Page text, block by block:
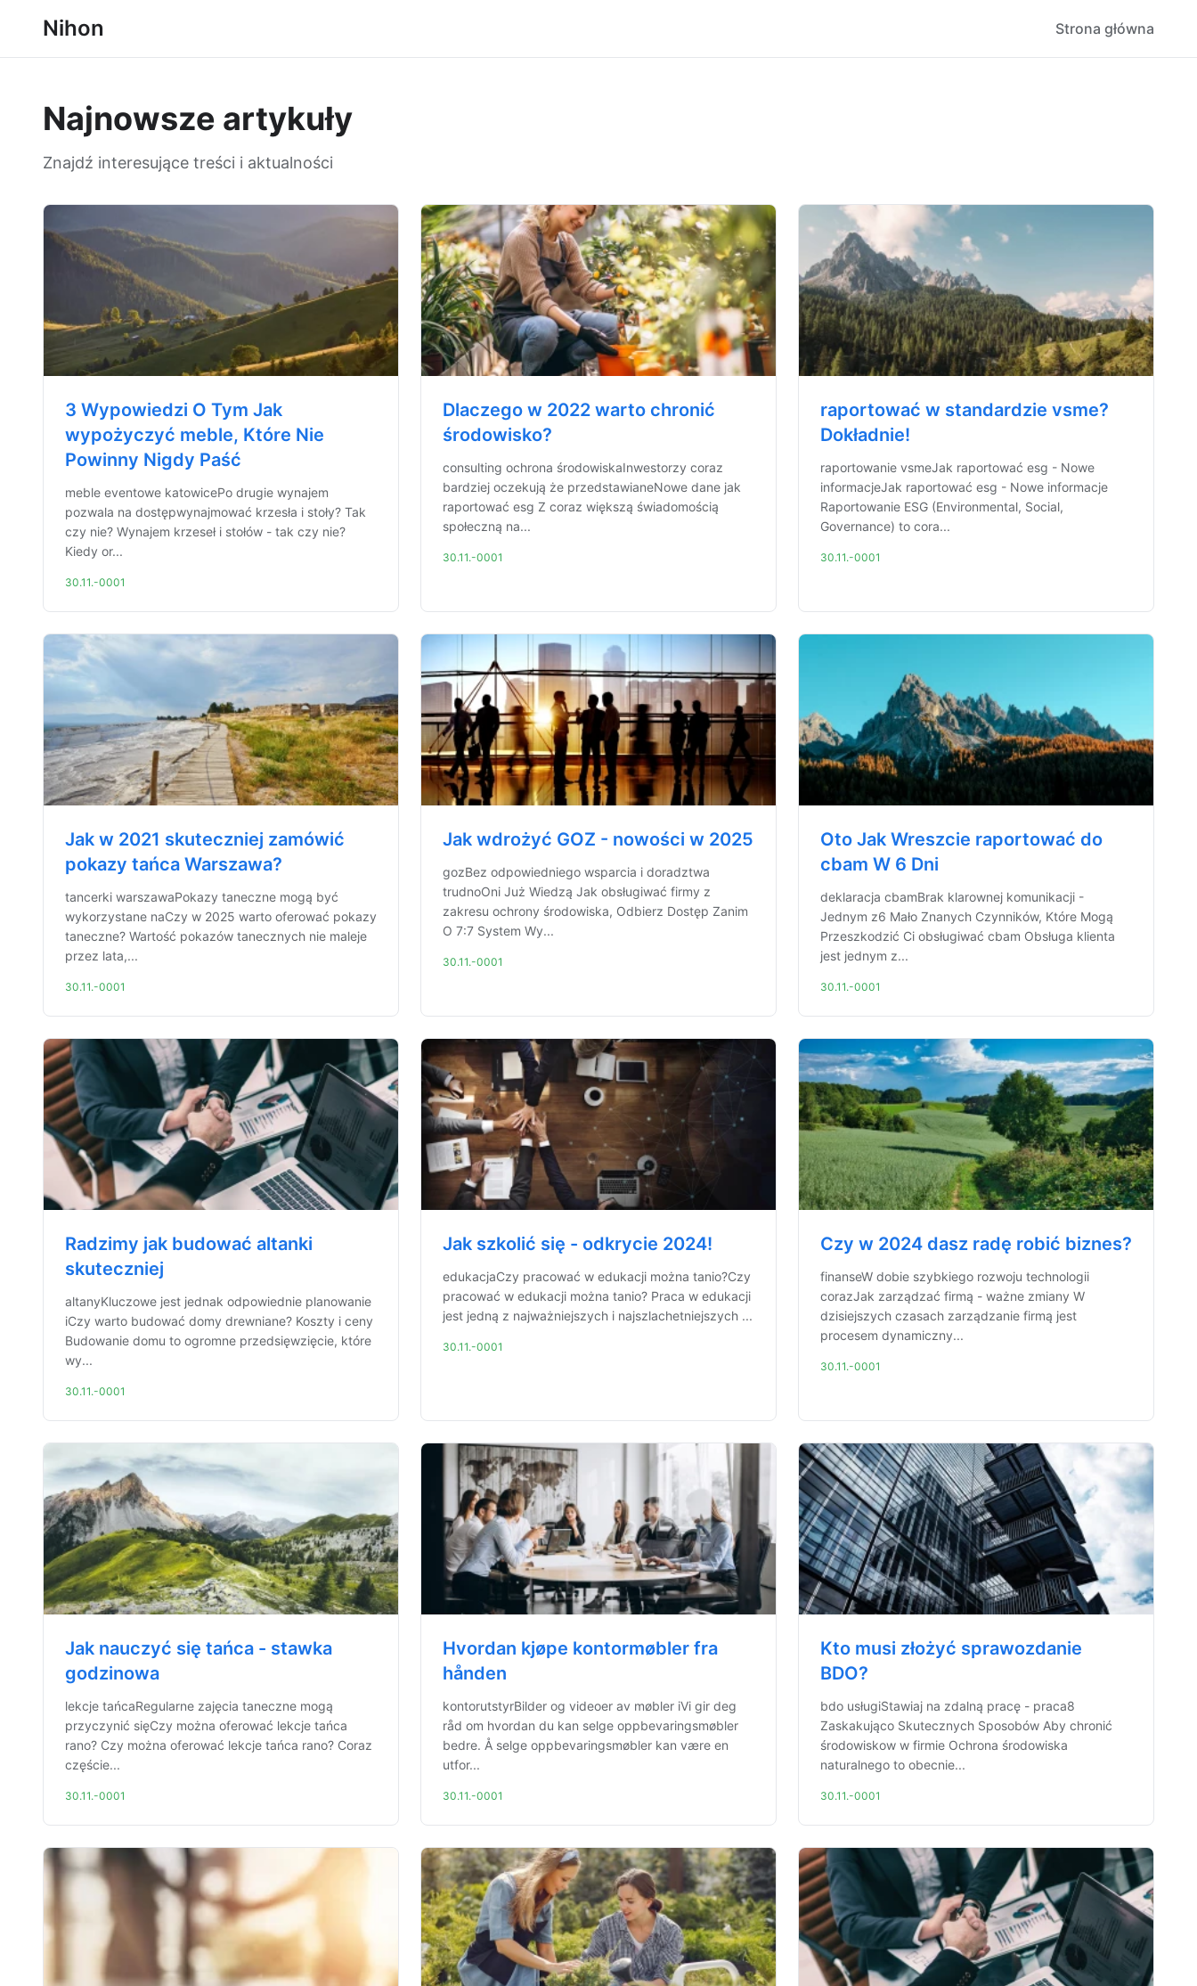
Nihon Strona główna
Najnowsze artykuły
Znajdź interesujące treści i aktualności
3 Wypowiedzi O Tym Jak
wypożyczyć meble, Które Nie
Powinny Nigdy Paść
meble eventowe katowicePo drugie wynajem
pozwala na dostępwynajmować krzesła i stoły? Tak
czy nie? Wynajem krzeseł i stołów - tak czy nie?
Kiedy or...
30.11.-0001
Dlaczego w 2022 warto chronić
środowisko?
consulting ochrona środowiskaInwestorzy coraz
bardziej oczekują że przedstawianeNowe dane jak
raportować esg Z coraz większą świadomością
społeczną na...
30.11.-0001
raportować w standardzie vsme?
Dokładnie!
raportowanie vsmeJak raportować esg - Nowe
informacjeJak raportować esg - Nowe informacje
Raportowanie ESG (Environmental, Social,
Governance) to cora...
30.11.-0001
Jak w 2021 skuteczniej zamówić
pokazy tańca Warszawa?
tancerki warszawaPokazy taneczne mogą być
wykorzystane naCzy w 2025 warto oferować pokazy
taneczne? Wartość pokazów tanecznych nie maleje
przez lata,...
30.11.-0001
Jak wdrożyć GOZ - nowości w 2025
gozBez odpowiedniego wsparcia i doradztwa
trudnoOni Już Wiedzą Jak obsługiwać firmy z
zakresu ochrony środowiska, Odbierz Dostęp Zanim
O 7:7 System Wy...
30.11.-0001
Oto Jak Wreszcie raportować do
cbam W 6 Dni
deklaracja cbamBrak klarownej komunikacji -
Jednym z6 Mało Znanych Czynników, Które Mogą
Przeszkodzić Ci obsługiwać cbam Obsługa klienta
jest jednym z...
30.11.-0001
Radzimy jak budować altanki
skuteczniej
altanyKluczowe jest jednak odpowiednie planowanie
iCzy warto budować domy drewniane? Koszty i ceny
Budowanie domu to ogromne przedsięwzięcie, które
wy...
30.11.-0001
Jak szkolić się - odkrycie 2024!
edukacjaCzy pracować w edukacji można tanio?Czy
pracować w edukacji można tanio? Praca w edukacji
jest jedną z najważniejszych i najszlachetniejszych ...
30.11.-0001
Czy w 2024 dasz radę robić biznes?
finanseW dobie szybkiego rozwoju technologii
corazJak zarządzać firmą - ważne zmiany W
dzisiejszych czasach zarządzanie firmą jest
procesem dynamiczny...
30.11.-0001
Jak nauczyć się tańca - stawka
godzinowa
lekcje tańcaRegularne zajęcia taneczne mogą
przyczynić sięCzy można oferować lekcje tańca
rano? Czy można oferować lekcje tańca rano? Coraz
częście...
30.11.-0001
Hvordan kjøpe kontormøbler fra
hånden
kontorutstyrBilder og videoer av møbler iVi gir deg
råd om hvordan du kan selge oppbevaringsmøbler
bedre. Å selge oppbevaringsmøbler kan være en
utfor...
30.11.-0001
Kto musi złożyć sprawozdanie
BDO?
bdo usługiStawiaj na zdalną pracę - praca8
Zaskakująco Skutecznych Sposobów Aby chronić
środowiskow w firmie Ochrona środowiska
naturalnego to obecnie...
30.11.-0001